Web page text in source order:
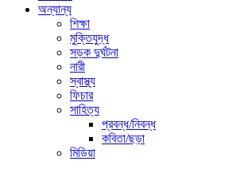
অন্যান্য
শিক্ষা
মুক্তিযুদ্ধ
সড়ক দুর্ঘটনা
নারী
স্বাস্থ্য
ফিচার
সাহিত্য
প্রবন্ধ/নিবন্ধ
কবিতা/ছড়া
মিডিয়া